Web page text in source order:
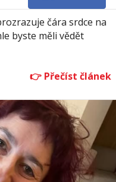
čára srdce na
byste měli vědět